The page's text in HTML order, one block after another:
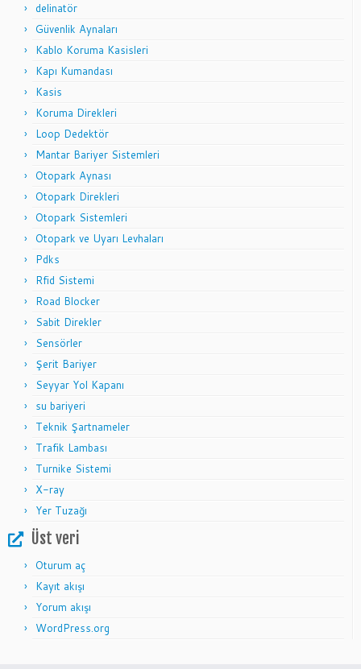
delinatör
Güvenlik Aynaları
Kablo Koruma Kasisleri
Kapı Kumandası
Kasis
Koruma Direkleri
Loop Dedektör
Mantar Bariyer Sistemleri
Otopark Aynası
Otopark Direkleri
Otopark Sistemleri
Otopark ve Uyarı Levhaları
Pdks
Rfid Sistemi
Road Blocker
Sabit Direkler
Sensörler
Şerit Bariyer
Seyyar Yol Kapanı
su bariyeri
Teknik Şartnameler
Trafik Lambası
Turnike Sistemi
X-ray
Yer Tuzağı
Üst veri
Oturum aç
Kayıt akışı
Yorum akışı
WordPress.org